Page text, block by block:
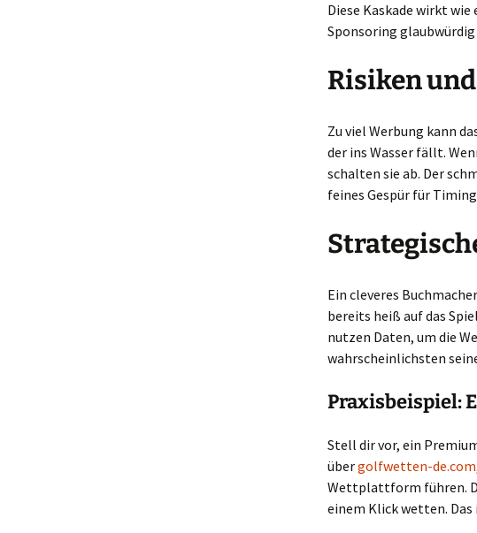
Diese Kaskade wirkt
Sponsoring
Risiken
Zu viel Werbung kann
der ins Wasser fällt.
schalten sie ab. Der
feines Gespür für
Ein cleveres
bereits heiß auf das
nutzen Daten, um die
wahrscheinlichsten
Praxisbeispiel:
Stell dir vor, ein
übergolfwetten-de.com
Wettplattform führen.
einem Klick wetten.